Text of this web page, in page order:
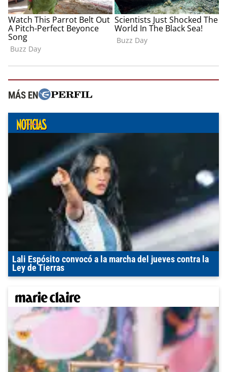
MÁS EN
Lali Espósito convocó a la marcha del jueves contra la
Ley de Tierras